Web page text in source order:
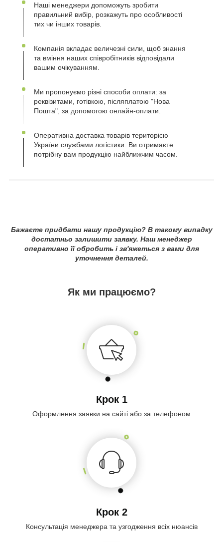
Наші менеджери допоможуть зробити
правильний вибір, розкажуть про особливості
тих чи інших товарів.
Компанія вкладає величезні сили, щоб знання
та вміння наших співробітників відповідали
вашим очікуванням.
Ми пропонуємо різні способи оплати: за
реквізитами, готівкою, післяплатою "Нова
Пошта", за допомогою онлайн-оплати.
Оперативна доставка товарів територією
України службами логістики. Ви отримаєте
потрібну вам продукцію найближчим часом.
Бажаєте придбати нашу продукцію? В такому випадку
достатньо залишити заявку. Наш менеджер
оперативно її обробить і зв'яжеться з вами для
уточнення деталей.
Як ми працюємо?
Крок 1
Оформлення заявки на сайті або за телефоном
Крок 2
Консультація менеджера та узгодження всіх нюансів